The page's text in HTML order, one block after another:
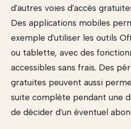
d'autres voies d'accès
Des applications mobiles
exemple d'utiliser les outils
ou tablette, avec des
accessibles sans frais. Des
gratuites peuvent aussi
suite complète pendant une
de décider d'un éventuel